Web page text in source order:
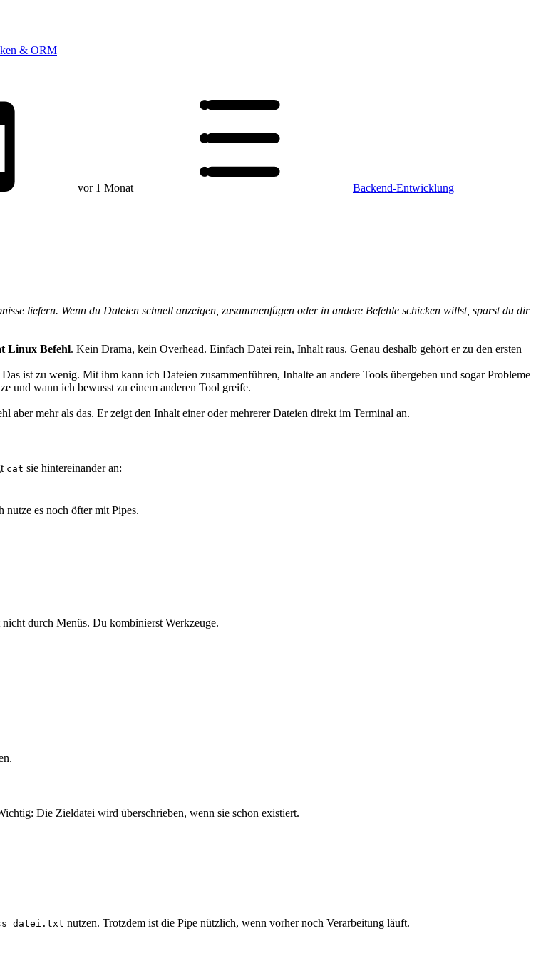
& ORM
vor 1 Monat Backend-Entwicklung
liefern. Wenn du Dateien schnell anzeigen, zusammenfügen oder in andere Befehle schicken willst, sparst du dir
Linux Befehl. Kein Drama, kein Overhead. Einfach Datei rein, Inhalt raus. Genau deshalb gehört er zu den ersten
ist zu wenig. Mit ihm kann ich Dateien zusammenführen, Inhalte an andere Tools übergeben und sogar Probleme
und wann ich bewusst zu einem anderen Tool greife.
aber mehr als das. Er zeigt den Inhalt einer oder mehrerer Dateien direkt im Terminal an.
cat sie hintereinander an:
es noch öfter mit Pipes.
durch Menüs. Du kombinierst Werkzeuge.
Die Zieldatei wird überschrieben, wenn sie schon existiert.
datei.txt nutzen. Trotzdem ist die Pipe nützlich, wenn vorher noch Verarbeitung läuft.